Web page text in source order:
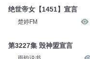
绝世帝女【1451】宣言
楚婷FM
第3227集 毁神盟宣言